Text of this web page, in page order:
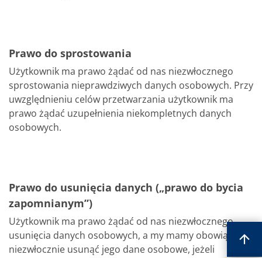
Prawo do sprostowania
Użytkownik ma prawo żądać od nas niezwłocznego
sprostowania nieprawdziwych danych osobowych. Przy
uwzględnieniu celów przetwarzania użytkownik ma
prawo żądać uzupełnienia niekompletnych danych
osobowych.
Prawo do usunięcia danych („prawo do bycia
zapomnianym”)
Użytkownik ma prawo żądać od nas niezwłocznego
usunięcia danych osobowych, a my mamy obowiązek
niezwłocznie usunąć jego dane osobowe, jeżeli